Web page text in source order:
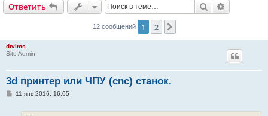
Ответить Поиск
12 сообщений 1 2
dtvims
Site Admin
3d принтер или ЧПУ (cnc) станок.
С11 янв 2016, 16:05